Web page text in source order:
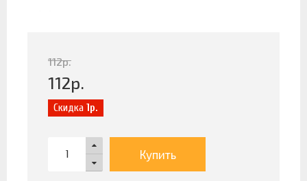
112р.
112р.
Скидка 1р.
Купить